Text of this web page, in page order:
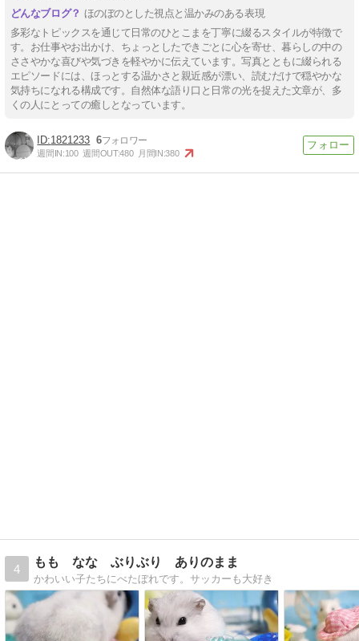
ほのぼのとした視点と温かみのある表現
多彩なトピックスを通じて日常のひとこまを丁寧に綴るスタイルが特徴で
す。お仕事やお出かけ、ちょっとしたできごとに心を寄せ、暮らしの中の
ささやかな喜びや気づきを軽やかに伝えています。写真とともに綴られる
エピソードには、ほっとする温かさと親近感が漂い、読むだけで穏やかな
気持ちになれる構成です。自然体な語り口と日常の光を捉えた文章が、多
くの人にとっての癒しとなっています。
1821233 6
週間IN:100 週間OUT:480 月間IN:380
4
もも なな ぶりぶり ありのまま
かわいい子たちにべたぼれです。サッカーも大好き